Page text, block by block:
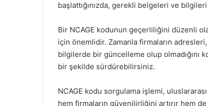
başlattığınızda, gerekli belgeleri ve
Bir NCAGE kodunun geçerliliğini düzenli
için önemlidir. Zamanla firmaların
bilgilerde bir güncelleme olup olmadığını
bir şekilde sürdürebilirsiniz.
NCAGE kodu sorgulama işlemi,
hem firmaların güvenilirliğini artırır hem